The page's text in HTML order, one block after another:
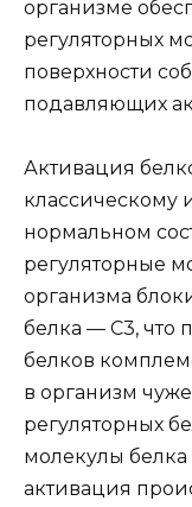
организме
регуляторных
поверхности
подавляющих
Активация
классическому
нормальном
регуляторные
организма
белка — С3, что
белков
в организм
регуляторных
молекулы белка
активация